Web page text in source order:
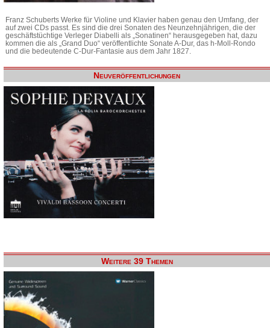
Franz Schuberts Werke für Violine und Klavier haben genau den Umfang, der
auf zwei CDs passt. Es sind die drei Sonaten des Neunzehnjährigen, die der
geschäftstüchtige Verleger Diabelli als „Sonatinen“ herausgegeben hat, dazu
kommen die als „Grand Duo“ veröffentlichte Sonate A-Dur, das h-Moll-Rondo
und die bedeutende C-Dur-Fantasie aus dem Jahr 1827.
Neuveröffentlichungen
Weitere 39 Themen